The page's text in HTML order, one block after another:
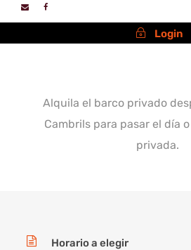
Login
Alquila el barco privado
Cambrils para pasar el día
privada.
Horario a elegir